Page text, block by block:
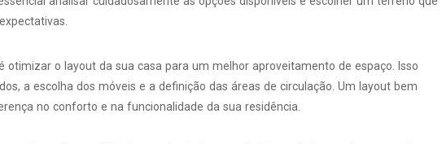
otimizar o layout da sua casa para um melhor aproveitamento de espaço. Isso
a escolha dos móveis e a definição das áreas de circulação. Um layout bem
no conforto e na funcionalidade da sua residência.